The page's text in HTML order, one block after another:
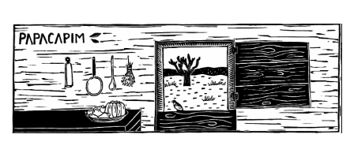
para
conteúdo